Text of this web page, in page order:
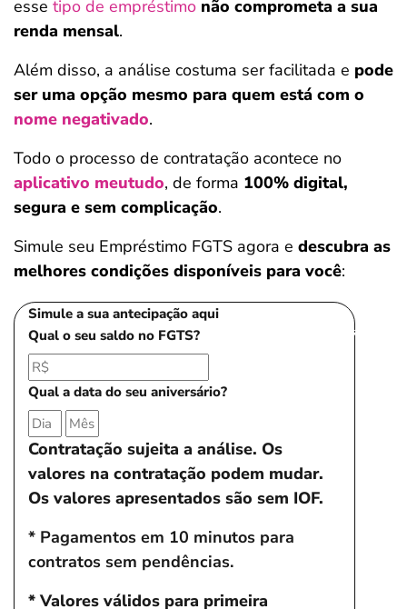
esse tipo de empréstimo não comprometa a sua
renda mensal.
Além disso, a análise costuma ser facilitada e pode
ser uma opção mesmo para quem está com o
nome negativado.
Todo o processo de contratação acontece no
aplicativo meutudo, de forma 100% digital,
segura e sem complicação.
Simule seu Empréstimo FGTS agora e descubra as
melhores condições disponíveis para você:
Salvar Ferramenta
Simule a sua antecipação aqui
Qual o seu saldo no FGTS?
Qual a data do seu aniversário?
Contratação sujeita a análise. Os
valores na contratação podem mudar.
Os valores apresentados são sem IOF.
* Pagamentos em 10 minutos para
contratos sem pendências.
* Valores válidos para primeira